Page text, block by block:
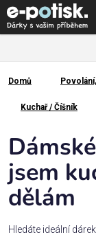
Přejít
na
obsah
Kategorie
Dárek
pro
Rodina
Láska
Domů
Domů
Kuchař / Číšník
jsem
dělám
Hledáte ideální